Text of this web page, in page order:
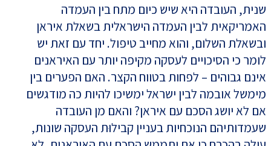
שנית, העובדה היא שיש כיום מתח בין העמדה
האמריקאית לבין העמדה הישראלית בשאלת איראן
ובשאלת השלום, והוא מחייב טיפול. יחד עם זאת יש
לומר כי הסיכויים לעסקה מקיפה יותר עם האיראנים
אינם גבוהים – לפחות בטווח הקצר. האם הפערים בין
מימשל אובמה לבין ישראל ימשיכו להיות כה מודגשים
אם לא יושג הסכם עם איראן? והאם מן העובדה
שעמדותיהם הנוכחיות בעניין קבילוּת העסקה שונות,